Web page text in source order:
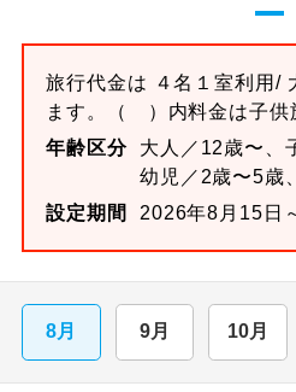
旅行代金は ４名１室利用/
ます。
（ ）内料金は子供
年齢区分
大人／12歳〜、
幼児／2歳〜5歳
設定期間
2026年8月15日
8月 9月 10月